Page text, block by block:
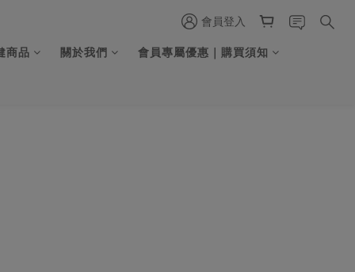
會員登入
商品 關於我們 會員專屬優惠｜購買須知